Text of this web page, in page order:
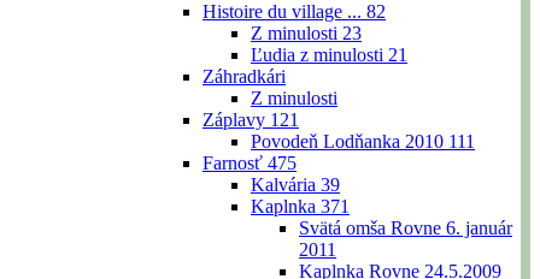
Histoire du village ... 82
Z minulosti 23
Ľudia z minulosti 21
Záhradkári
Z minulosti
Záplavy 121
Povodeň Lodňanka 2010 111
Farnosť 475
Kalvária 39
Kaplnka 371
Svätá omša Rovne 6. január
2011
Kaplnka Rovne 24.5.2009